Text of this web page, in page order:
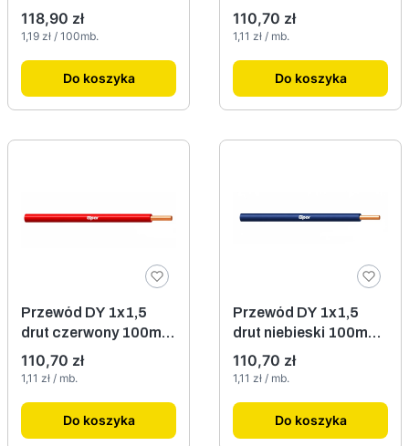
Cena
118,90 zł
Cena jednostkowa
1,19 zł / 100mb.
Do koszyka
750V Elpar
Cena
110,70 zł
Cena jednostkowa
1,11 zł / mb.
Do koszyka
Przewód DY 1x1,5
drut czerwony 100mb
750V Elpar
Cena
110,70 zł
Cena jednostkowa
1,11 zł / mb.
Do koszyka
Przewód DY 1x1,5
drut niebieski 100mb
750V Elpar
Cena
110,70 zł
Cena jednostkowa
1,11 zł / mb.
Do koszyka